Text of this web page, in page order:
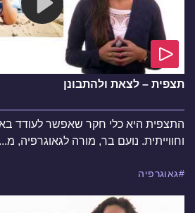
תצפית – לצאת ולהתבונן
התצפית היא כלי חקר שאפשר לעודד
וחווייתית. נועם בר, מורה לגאוגרפיה, מ...
גאוגרפיה